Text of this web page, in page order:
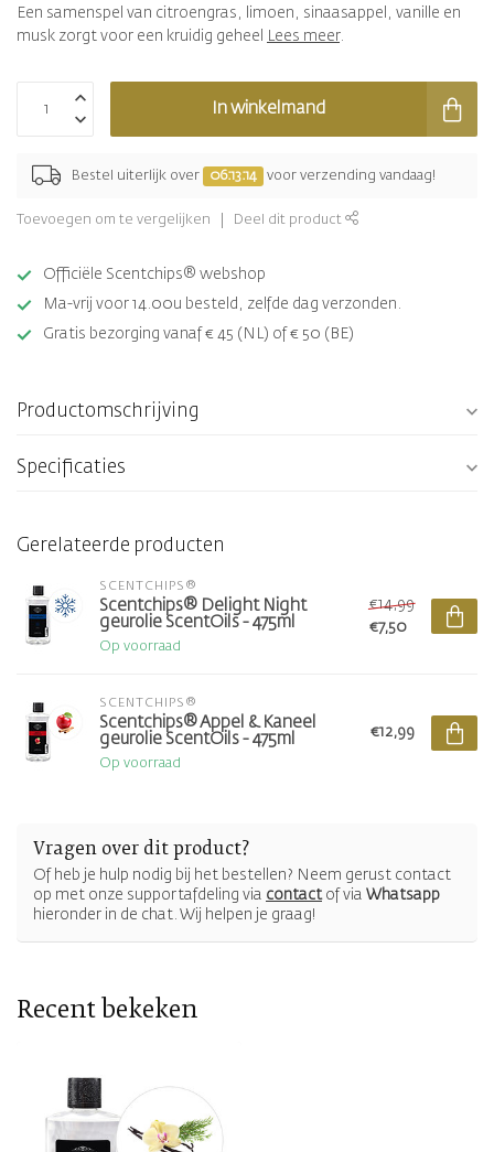
Een samenspel van citroengras, limoen, sinaasappel, vanille en
musk zorgt voor een kruidig geheel
Lees meer.
In winkelmand
Bestel uiterlijk over 06:13:14 voor verzending vandaag!
Toevoegen om te vergelijken Deel dit product
Officiële Scentchips® webshop
Ma-vrij voor 14.00u besteld, zelfde dag verzonden.
Gratis bezorging vanaf € 45 (NL) of € 50 (BE)
Productomschrijving
Specificaties
Gerelateerde producten
SCENTCHIPS®
Scentchips® Delight Night
geurolie ScentOils - 475ml
Op voorraad
€14,99
€7,50
SCENTCHIPS®
Scentchips® Appel & Kaneel
geurolie ScentOils - 475ml
Op voorraad
€12,99
Vragen over dit product?
Of heb je hulp nodig bij het bestellen? Neem gerust contact
op met onze supportafdeling via contactof via Whatsapp
hieronder in de chat. Wij helpen je graag!
Recent bekeken